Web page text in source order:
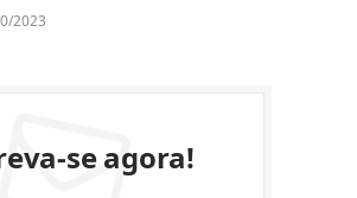
2023
se agora!